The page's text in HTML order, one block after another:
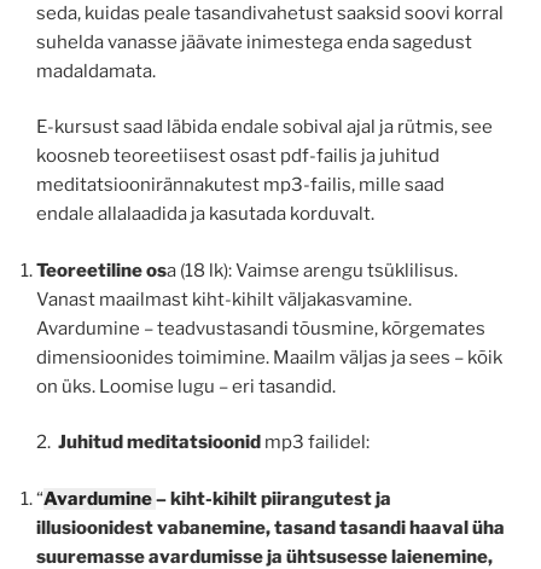
seda, kuidas peale tasandivahetust saaksid soovi korral
suhelda vanasse jäävate inimestega enda sagedust
madaldamata.
E-kursust saad läbida endale sobival ajal ja rütmis, see
koosneb teoreetiisest osast pdf-failis ja juhitud
meditatsioonirännakutest mp3-failis, mille saad
endale allalaadida ja kasutada korduvalt.
Teoreetiline osa (18 lk): Vaimse arengu tsüklilisus.
Vanast maailmast kiht-kihilt väljakasvamine.
Avardumine – teadvustasandi tõusmine, kõrgemates
dimensioonides toimimine. Maailm väljas ja sees – kõik
on üks. Loomise lugu – eri tasandid.
2. Juhitud meditatsioonid mp3 failidel:
“Avardumine– kiht-kihilt piirangutest ja
illusioonidest vabanemine, tasand tasandi haaval üha
suuremasse avardumisse ja ühtsusesse laienemine,